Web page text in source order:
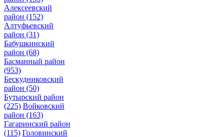
Алексеевский
район (152)
Алтуфьевский
район (31)
Бабушкинский
район (68)
Басманный район
(953)
Бескудниковский
район (50)
Бутырский район
(225) Войковский
район (163)
Гагаринский район
(115) Головинский